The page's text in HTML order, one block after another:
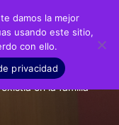
Sánchez: «La tesis
en la familia
damos la mejor
usando este sitio,
con ello.
privacidad